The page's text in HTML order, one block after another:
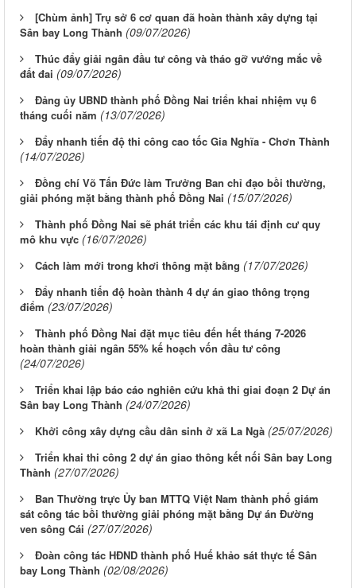
[Chùm ảnh] Trụ sở 6 cơ quan đã hoàn thành xây dựng tại
Sân bay Long Thành (09/07/2026)
Thúc đẩy giải ngân đầu tư công và tháo gỡ vướng mắc về
đất đai (09/07/2026)
Đảng ủy UBND thành phố Đồng Nai triển khai nhiệm vụ 6
tháng cuối năm (13/07/2026)
Đẩy nhanh tiến độ thi công cao tốc Gia Nghĩa - Chơn Thành
(14/07/2026)
Đồng chí Võ Tấn Đức làm Trưởng Ban chỉ đạo bồi thường,
giải phóng mặt bằng thành phố Đồng Nai (15/07/2026)
Thành phố Đồng Nai sẽ phát triển các khu tái định cư quy
mô khu vực (16/07/2026)
Cách làm mới trong khơi thông mặt bằng (17/07/2026)
Đẩy nhanh tiến độ hoàn thành 4 dự án giao thông trọng
điểm (23/07/2026)
Thành phố Đồng Nai đặt mục tiêu đến hết tháng 7-2026
hoàn thành giải ngân 55% kế hoạch vốn đầu tư công
(24/07/2026)
Triển khai lập báo cáo nghiên cứu khả thi giai đoạn 2 Dự án
Sân bay Long Thành (24/07/2026)
Khởi công xây dựng cầu dân sinh ở xã La Ngà (25/07/2026)
Triển khai thi công 2 dự án giao thông kết nối Sân bay Long
Thành (27/07/2026)
Ban Thường trực Ủy ban MTTQ Việt Nam thành phố giám
sát công tác bồi thường giải phóng mặt bằng Dự án Đường
ven sông Cái (27/07/2026)
Đoàn công tác HĐND thành phố Huế khảo sát thực tế Sân
bay Long Thành (02/08/2026)